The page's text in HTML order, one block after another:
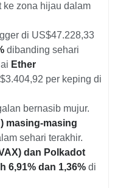
ke zona hijau dalam
di US$47.228,33
dibanding sehari
Ether
per keping di
bernasib mujur.
masing-masing
sehari terakhir.
dan Polkadot
6,91% dan 1,36% di